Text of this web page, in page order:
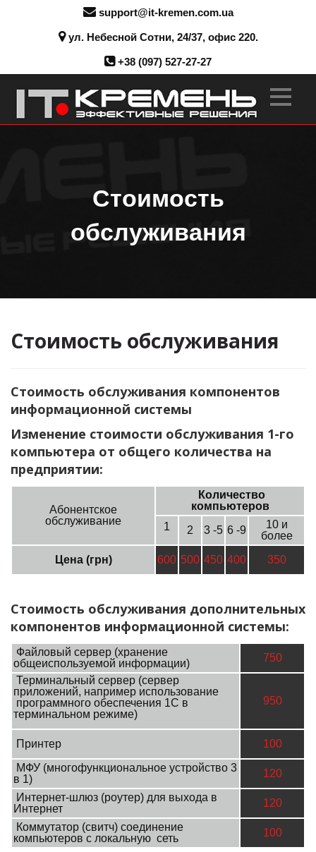
support@it-kremen.com.ua
ул. Небесной Сотни, 24/37, офис 220.
+38 (097) 527-27-27
Стоимость
обслуживания
Стоимость обслуживания
Стоимость обслуживания компонентов
информационной системы
Изменение стоимости обслуживания 1-го
компьютера от общего количества на
предприятии:
Абонентское
обслуживание
Количество
компьютеров
1
2 3 -5 6 -9
10 и
более
Цена (грн)
600 500 450 400 350
Стоимость обслуживания дополнительных
компонентов информационной системы:
Файловый сервер (хранение
общеиспользуемой информации)
750
Терминальный сервер (сервер
приложений, например использование
программного обеспечения 1С в
терминальном режиме)
950
Принтер
100
МФУ (многофункциональное устройство 3
в 1)
120
Интернет-шлюз (роутер) для выхода в
Интернет
120
Коммутатор (свитч) соединение
компьютеров с локальную сеть
100